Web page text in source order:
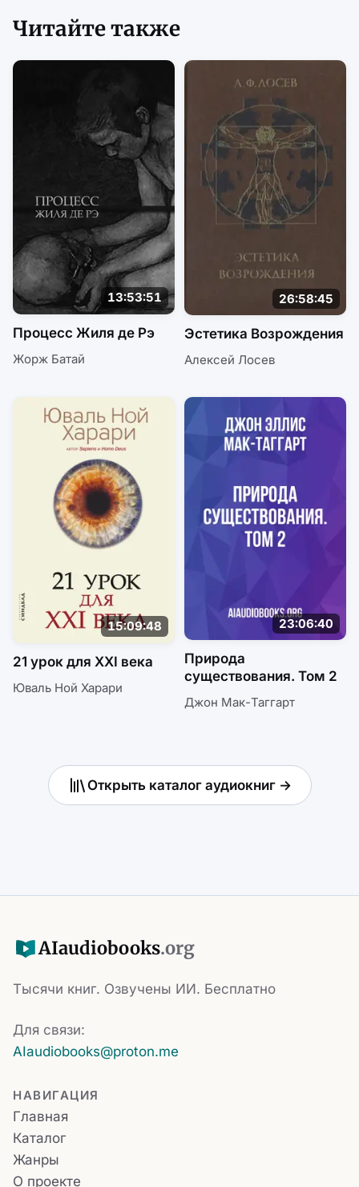
Читайте также
13:53:51
Процесс Жиля де Рэ
Жорж Батай
26:58:45
Эстетика Возрождения
Алексей Лосев
15:09:48
21 урок для XXI века
Юваль Ной Харари
23:06:40
Природа
существования. Том 2
Джон Мак-Таггарт
Открыть каталог аудиокниг →
AIaudiobooks.org
Тысячи книг. Озвучены ИИ. Бесплатно
Для связи:
AIaudiobooks@proton.me
НАВИГАЦИЯ
Главная
Каталог
Жанры
О проекте